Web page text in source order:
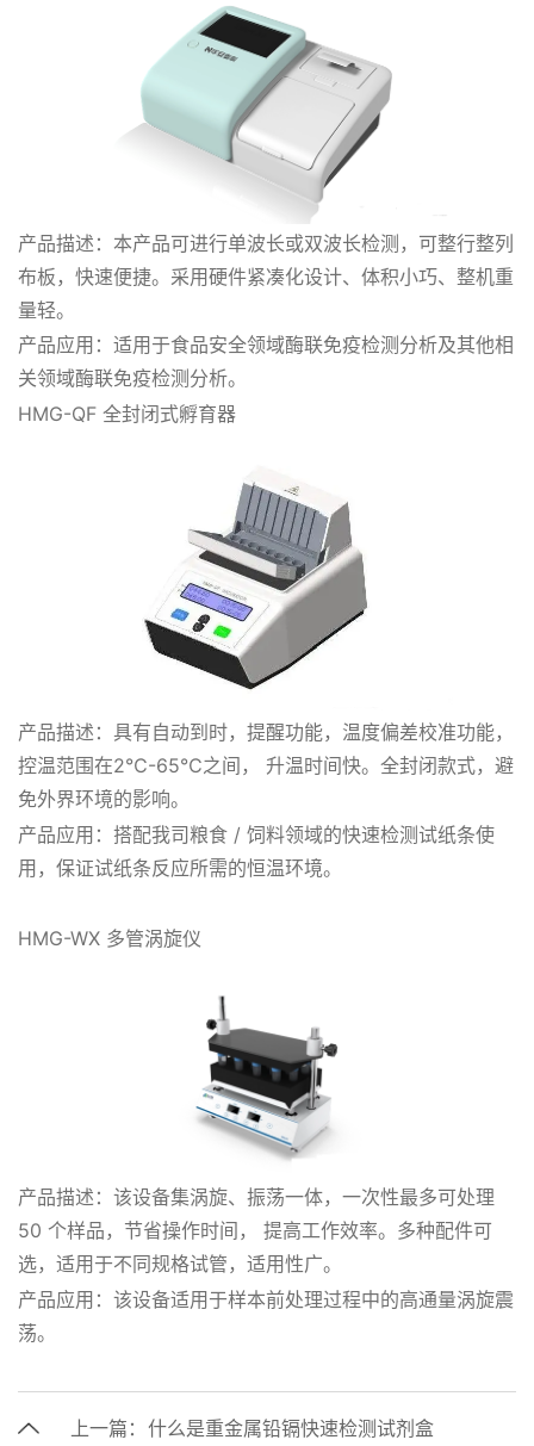
产品描述：本产品可进行单波长或双波长检测，可整行整列
布板，快速便捷。采用硬件紧凑化设计、体积小巧、整机重
量轻。
产品应用：适用于食品安全领域酶联免疫检测分析及其他相
关领域酶联免疫检测分析。
HMG-QF 全封闭式孵育器
产品描述：具有自动到时，提醒功能，温度偏差校准功能，
控温范围在2℃-65℃之间， 升温时间快。全封闭款式，避
免外界环境的影响。
产品应用：搭配我司粮食 / 饲料领域的快速检测试纸条使
用，保证试纸条反应所需的恒温环境。
HMG-WX 多管涡旋仪
产品描述：该设备集涡旋、振荡一体，一次性最多可处理
50 个样品，节省操作时间， 提高工作效率。多种配件可
选，适用于不同规格试管，适用性广。
产品应用：该设备适用于样本前处理过程中的高通量涡旋震
荡。
上一篇： 什么是重金属铅镉快速检测试剂盒